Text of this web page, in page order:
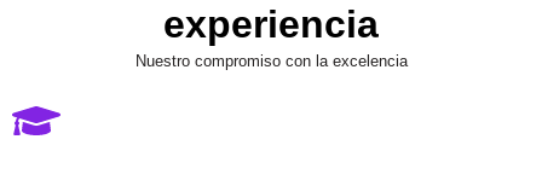
experiencia
Nuestro compromiso con la excelencia